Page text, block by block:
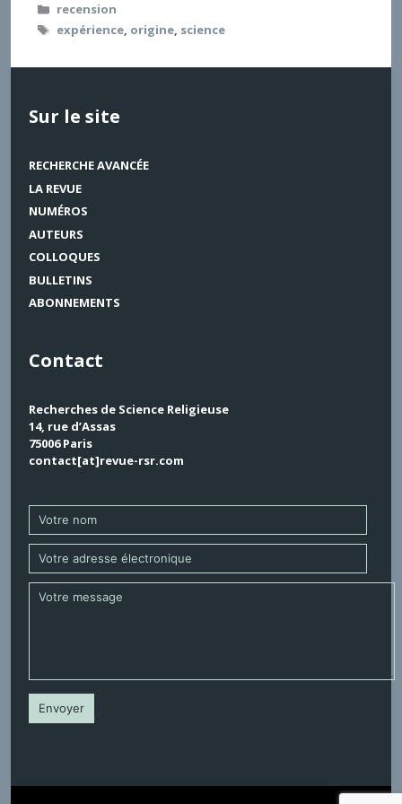
Catégories
recension
Étiquettes
expérience, origine, science
Sur le site
RECHERCHE AVANCÉE
LA REVUE
NUMÉROS
AUTEURS
COLLOQUES
BULLETINS
ABONNEMENTS
Contact
Recherches de Science Religieuse
14, rue d’Assas
75006 Paris
contact[at]revue-rsr.com